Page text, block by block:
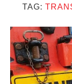
TAG: